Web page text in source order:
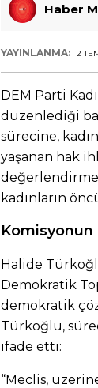
Haber
YAYINLANMA: 2
DEM Parti
düzenlediği
sürecine,
yaşanan hak
kadınların
Komisyonun
Halide
Demokratik
demokratik
Türkoğlu,
ifade etti:
“Meclis,